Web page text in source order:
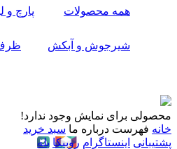
همه محصولات پارچ و
شیرجوش و آبکش
محصولی برای نمایش وجود ندارد!
خانه فهرست درباره ما سبد خرید
پشتیبانی اینستاگرام روبیکا بله